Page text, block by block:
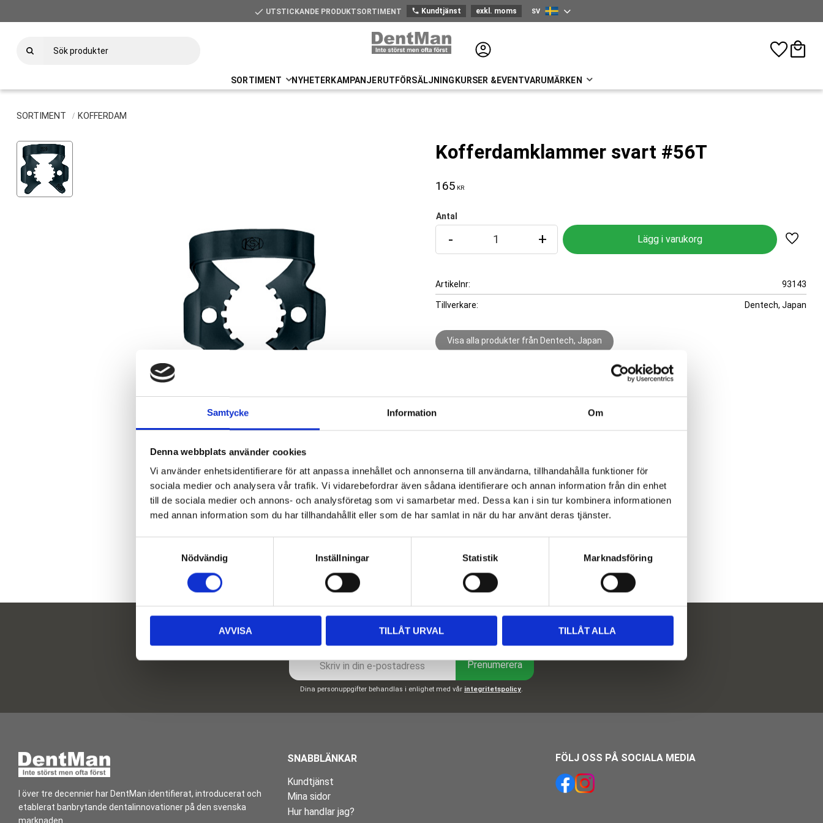
Samtycke Information Om
Denna webbplats använder cookies
Vi använder enhetsidentifierare för att anpassa innehållet och annonserna till användarna, tillhandahålla funktioner för
sociala medier och analysera vår trafik. Vi vidarebefordrar även sådana identifierare och annan information från din enhet
till de sociala medier och annons- och analysföretag som vi samarbetar med. Dessa kan i sin tur kombinera informationen
med annan information som du har tillhandahållit eller som de har samlat in när du har använt deras tjänster.
y
s
Nödvändig Inställningar Statistik Marknadsföring
AVVISA TILLÅT URVAL TILLÅT ALLA
check UTSTICKANDE PRODUKTSORTIMENT phone Kundtjänst exkl. moms
Svenska
SV
Favoriter
SORTIMENT NYHETER KAMPANJERUTFÖRSÄLJNING KURSER &EVENTVARUMÄRKEN
SORTIMENT KOFFERDAM
Kofferdamklammer svart #56T
165 KR
Antal
+
- Lägg
Artikelnr 93143
Tillverkare Dentech, Japan
Visa alla produkter från Dentech, Japan
Nyhetsbrev
Prenumerera
Dina personuppgifter behandlas i enlighet med vår integritetspolicy
I över tre decennier har DentMan identifierat, introducerat och
etablerat banbrytande dentalinnovationer på den svenska
marknaden.
SNABBLÄNKAR
Kundtjänst
Mina sidor
Hur handlar jag?
FÖLJ OSS PÅ SOCIALA MEDIA